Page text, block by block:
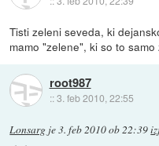
Tisti zeleni seveda, ki
mamo "zelene", ki so to
root987
::3. feb 2010, 22:55
Lonsarg je3. feb 2010 ob 22:39